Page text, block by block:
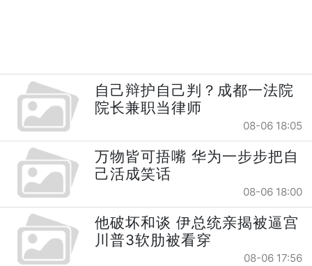
自己辩护自己判？成都一法院
院长兼职当律师
08-06 18:05
万物皆可捂嘴 华为一步步把自
己活成笑话
08-06 18:00
他破坏和谈 伊总统亲揭被逼宫
川普3软肋被看穿
08-06 17:56